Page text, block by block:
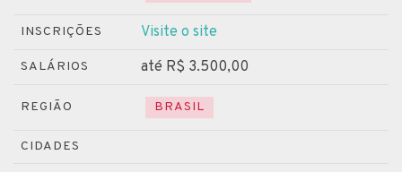
INSCRIÇÕES Visite o site
SALÁRIOS até R$ 3.500,00
REGIÃO BRASIL
CIDADES